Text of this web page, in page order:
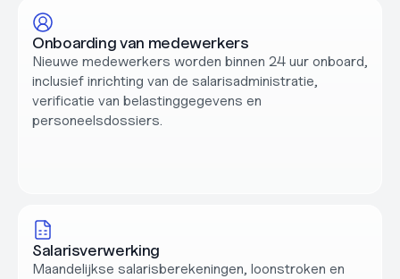
Onboarding van medewerkers
Nieuwe medewerkers worden binnen 24 uur onboard,
inclusief inrichting van de salarisadministratie,
verificatie van belastinggegevens en
personeelsdossiers.
Salarisverwerking
Maandelijkse salarisberekeningen, loonstroken en